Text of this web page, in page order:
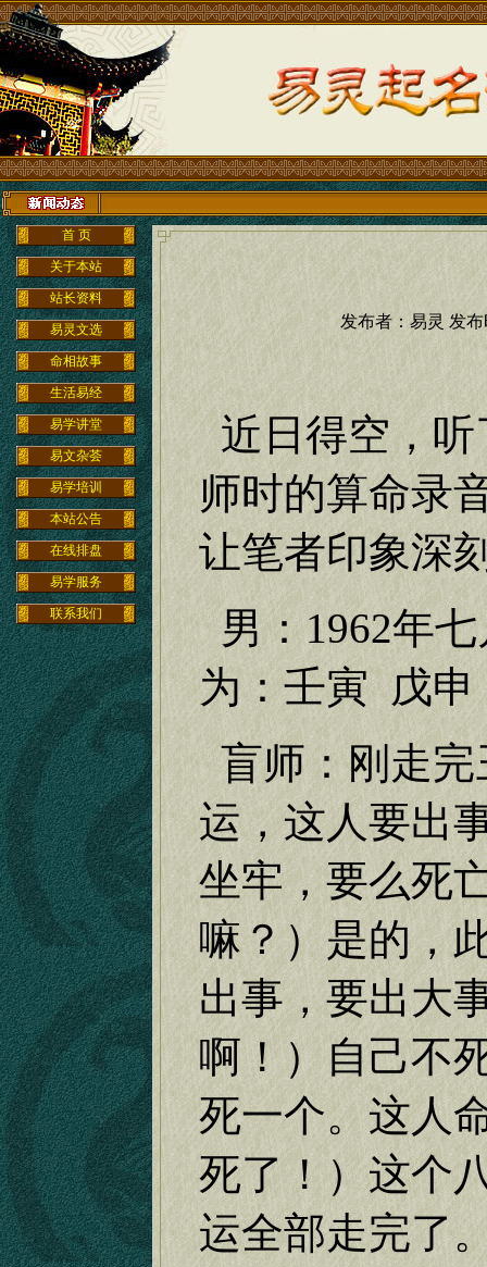
首 页
关于本站
站长资料
易灵文选
命相故事
生活易经
易学讲堂
易文杂荟
易学培训
本站公告
在线排盘
易学服务
联系我们
发布者：易灵 发布
近日得空，听
师时的算命录
让笔者印象深
男：1962年七
为：壬寅 戊申
盲师：刚走完
运，这人要出
坐牢，要么死
嘛？）是的，
出事，要出大
啊！）自己不
死一个。这人
死了！）这个
运全部走完了